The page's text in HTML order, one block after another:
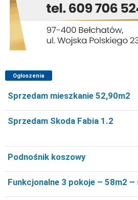
Ogłoszenia
Sprzedam mieszkanie 52,90m2
Sprzedam Skoda Fabia 1.2
Podnośnik koszowy
Funkcjonalne 3 pokoje – 58m2